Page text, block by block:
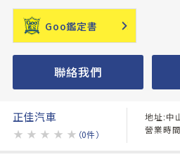
Goo鑑定書
聯絡我們
正佳汽車
★ ★ ★ ★ ★ （0件）
地址:中
營業時